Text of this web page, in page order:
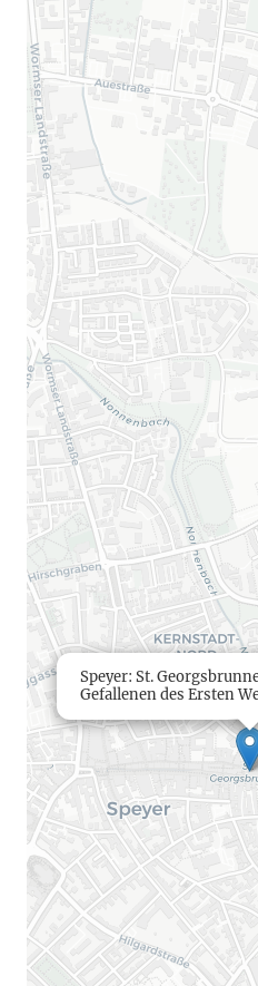
Speyer: St.
Gefallenen des Ersten